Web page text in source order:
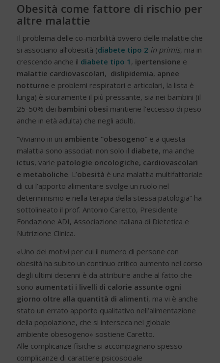
Obesità come fattore di rischio per
altre malattie
Il problema delle co-morbilità ovvero delle malattie che
si associano all’obesità (diabete tipo 2 in primis, ma in
crescendo anche il diabete tipo 1 , ipertensione e
malattie cardiovascolari, dislipidemia, apnee
notturne e problemi respiratori e articolari, la lista è
lunga) è sicuramente il più pressante, sia nei bambini (il
25-50% dei bambini obesi mantiene l’eccesso di peso
anche in età adulta) che negli adulti.
“Viviamo in un ambiente “obesogeno” e a questa
malattia sono associati non solo il diabete, ma anche
ictus, varie patologie oncologiche, cardiovascolari
e metaboliche. L’obesità è una malattia multifattoriale
di cui l’apporto alimentare svolge un ruolo nel
determinismo e nella terapia della stessa patologia” ha
sottolineato il prof. Antonio Caretto, Presidente
Fondazione ADI, Associazione italiana di Dietetica e
Nutrizione Clinica.
«Uno dei motivi per cui il numero di persone con
obesità ha subito un continuo critico aumento nel corso
degli ultimi decenni è da attribuire anche al fatto che
sono aumentati i livelli di calorie assunte ogni
giorno oltre alla quantità di alimenti, ma vi è anche
stato un errato apporto qualitativo nell’alimentazione
della popolazione, che si interseca nel globale
ambiente obesogeno» sostiene Caretto.
Alle complicanze fisiche si accompagnano spesso
complicanze di carattere psicosociale